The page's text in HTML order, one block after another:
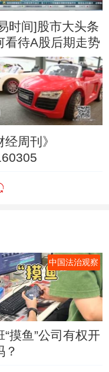
时间]股市大头条
看待A股后期走势
经周刊》
中国法治观察
“摸鱼”公司有权开
？